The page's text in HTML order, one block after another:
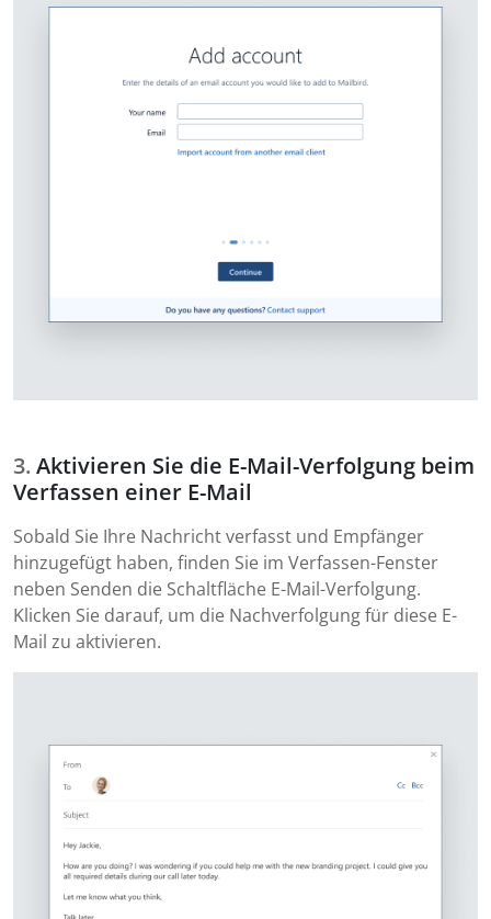
Aktivieren Sie die E-Mail-Verfolgung beim
Verfassen einer E-Mail
Sobald Sie Ihre Nachricht verfasst und Empfänger
hinzugefügt haben, finden Sie im Verfassen-Fenster
neben Senden die Schaltfläche E-Mail-Verfolgung.
Klicken Sie darauf, um die Nachverfolgung für diese E-
Mail zu aktivieren.